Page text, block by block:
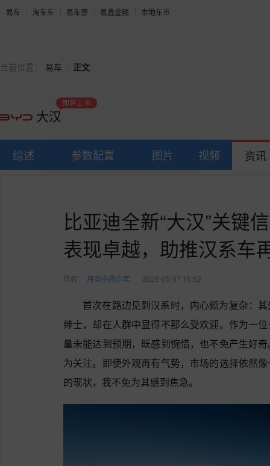
易车 淘车车 易车惠 易鑫金融 本地车市
当前位置： 易车 正文
大汉
即将上市
综述 参数配置 图片 视频 资讯
比亚迪全新“大汉”关键
表现卓越，助推汉系车
作者： 月亮小舟少年 2026-05-07 15:52
首次在路边见到汉系时，内心颇为复杂：
绅士，却在人群中显得不那么受欢迎。作为一
量未能达到预期，既感到惋惜，也不免产生好
为关注。即使外观再有气势，市场的选择依然
的现状，我不免为其感到焦急。